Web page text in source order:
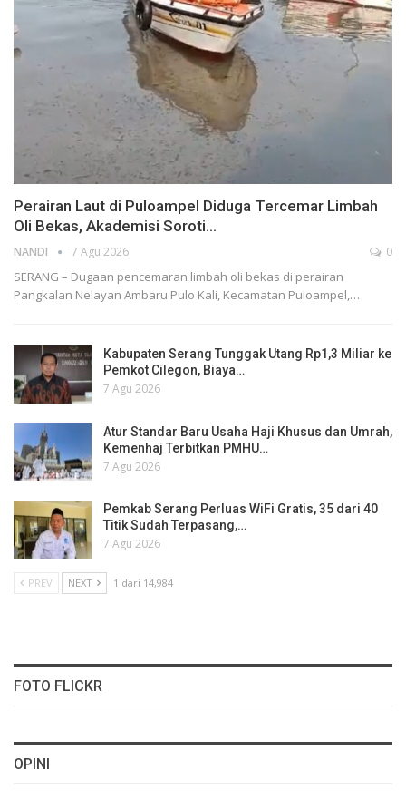
Perairan Laut di Puloampel Diduga Tercemar Limbah
Oli Bekas, Akademisi Soroti…
NANDI 7 Agu 2026 0
SERANG – Dugaan pencemaran limbah oli bekas di perairan
Pangkalan Nelayan Ambaru Pulo Kali, Kecamatan Puloampel,…
Kabupaten Serang Tunggak Utang Rp1,3 Miliar ke
Pemkot Cilegon, Biaya…
7 Agu 2026
Atur Standar Baru Usaha Haji Khusus dan Umrah,
Kemenhaj Terbitkan PMHU…
7 Agu 2026
Pemkab Serang Perluas WiFi Gratis, 35 dari 40
Titik Sudah Terpasang,…
7 Agu 2026
PREV NEXT 1 dari 14,984
FOTO FLICKR
OPINI